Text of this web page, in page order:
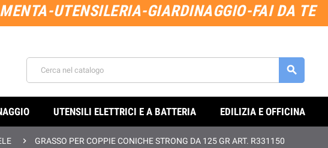
UTENSILERIA-GIARDINAGGIO-FAI DA TE

UTENSILI ELETTRICI E A BATTERIA EDILIZIA E OFFICINA
 GRASSO PER COPPIE CONICHE STRONG DA 125 GR ART. R331150